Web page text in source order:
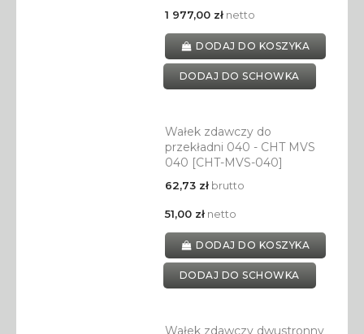
1 977,00 złnetto
DODAJ DO KOSZYKA
DODAJ DO SCHOWKA
Wałek zdawczy do
przekładni 040 - CHT MVS
040 [CHT-MVS-040]
62,73 złbrutto
51,00 złnetto
DODAJ DO KOSZYKA
DODAJ DO SCHOWKA
Wałek zdawczy dwustronny